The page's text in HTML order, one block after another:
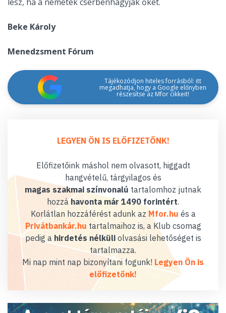
Beke Károly
Menedzsment Fórum
Tájékozódjon hiteles forrásból: itt
megadhatja, hogy a Google előnyben
részesítse az Mfor cikkeit!
LEGYEN ÖN IS ELŐFIZETŐNK!
Előfizetőink máshol nem olvasott, higgadt
hangvételű, tárgyilagos és
magas szakmai színvonalú tartalomhoz jutnak
hozzáhavonta már 1490 forintért.
Korlátlan hozzáférést adunk az Mfor.hu és a
Privátbankár.hu tartalmaihoz is, a Klub csomag
pedig a hirdetés nélküliolvasási lehetőséget is
tartalmazza.
Mi nap mint nap bizonyítani fogunk! Legyen Ön is
előfizetőnk!